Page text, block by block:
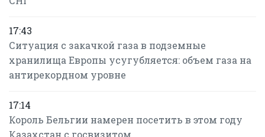
17:43
Ситуация с закачкой газа в подземные
хранилища Европы усугубляется: объем газа на
антирекордном уровне
17:14
Король Бельгии намерен посетить в этом году
Казахстан с госвизитом